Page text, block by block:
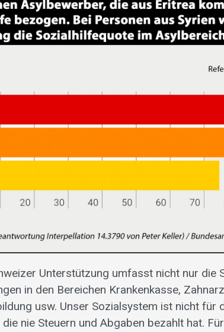
Unterstützung umfasst nicht nur die
in den Bereichen Krankenkasse,
usw. Unser Sozialsystem ist nicht für
nie Steuern und Abgaben bezahlt hat.